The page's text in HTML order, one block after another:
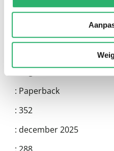
:Gigi Griffis
Random House Usa Inc
:Engels
: Paperback
: 352
: december 2025